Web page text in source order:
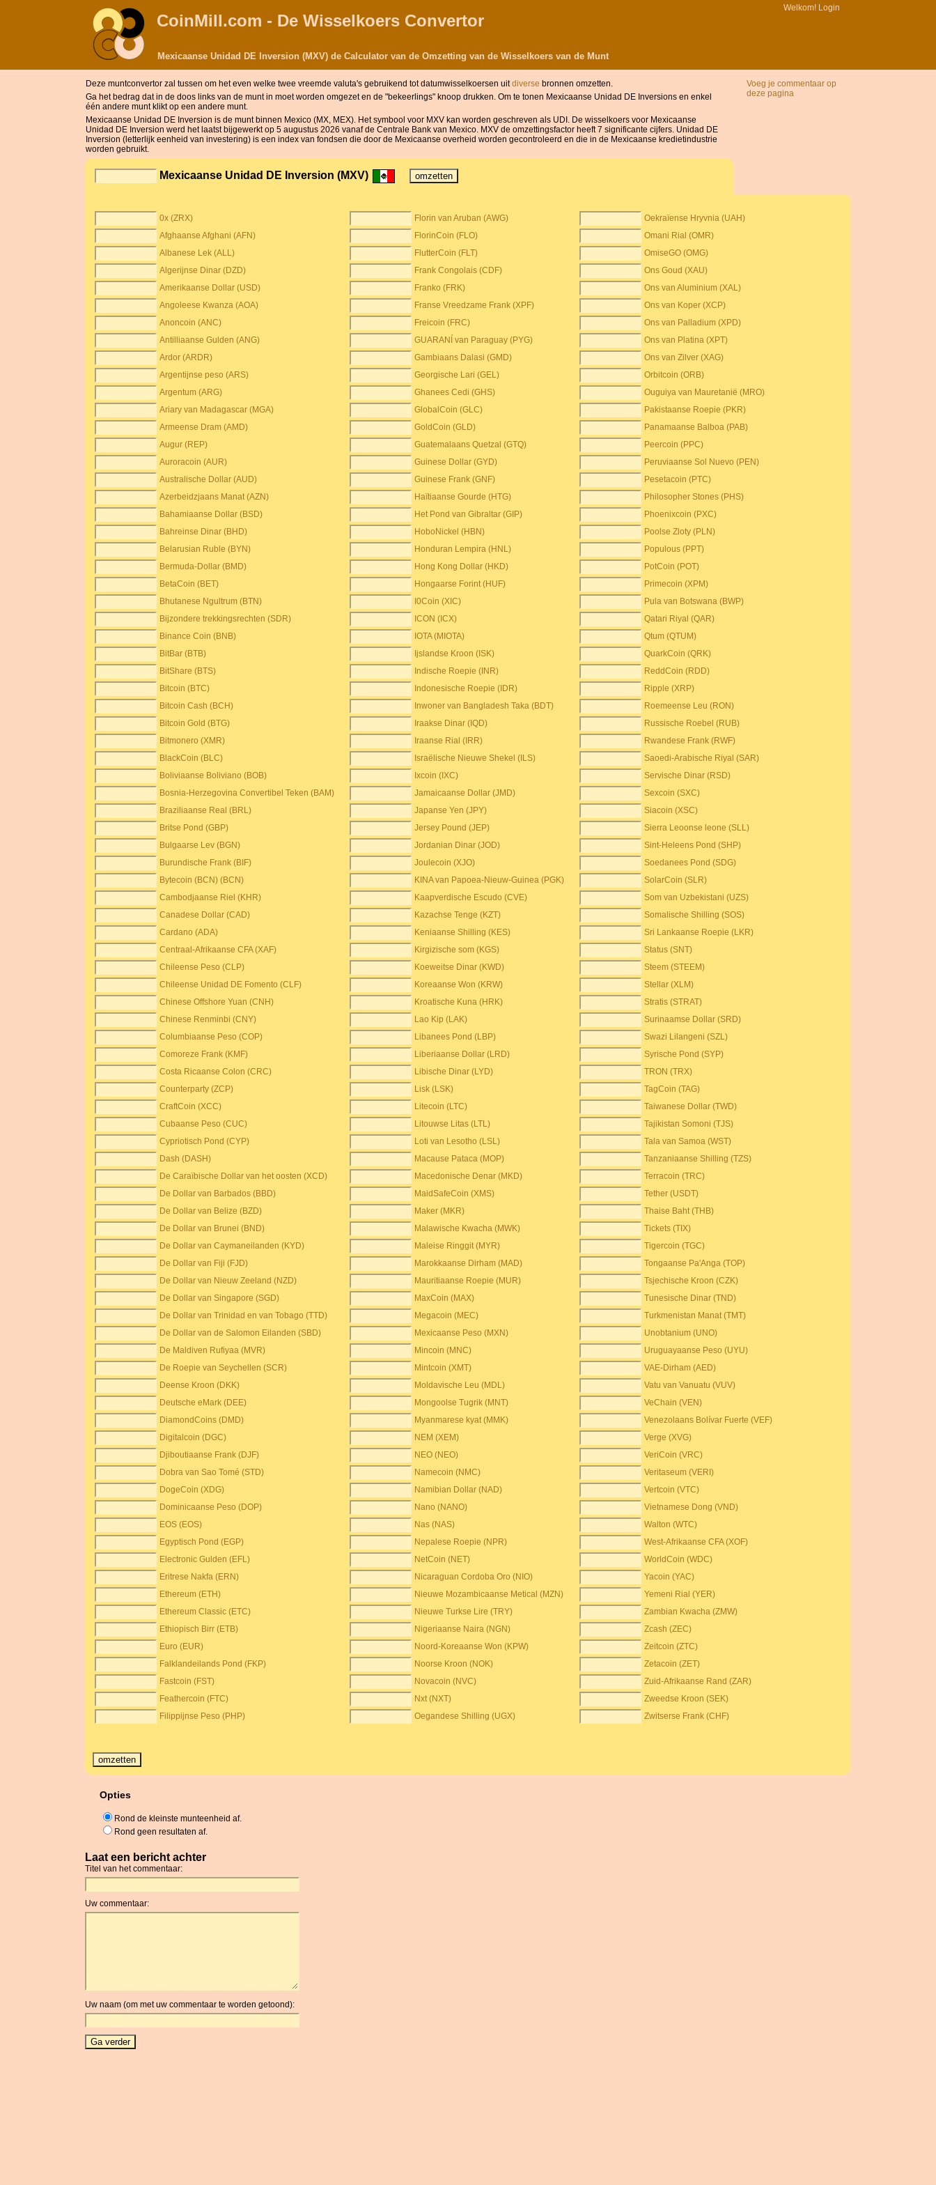
CoinMill.com - De Wisselkoers Convertor
Welkom! Login
Mexicaanse Unidad DE Inversion (MXV) de Calculator van de Omzetting van de Wisselkoers van de Munt
Deze muntconvertor zal tussen om het even welke twee vreemde valuta's gebruikend tot datumwisselkoersen uitdiverse bronnen omzetten.
Ga het bedrag dat in de doos links van de munt in moet worden omgezet en de "bekeerlings" knoop drukken. Om te tonen Mexicaanse Unidad DE Inversions en enkel
één andere munt klikt op een andere munt.
Mexicaanse Unidad DE Inversion is de munt binnen Mexico (MX, MEX). Het symbool voor MXV kan worden geschreven als UDI. De wisselkoers voor Mexicaanse
Unidad DE Inversion werd het laatst bijgewerkt op 5 augustus 2026 vanaf de Centrale Bank van Mexico. MXV de omzettingsfactor heeft 7 significante cijfers. Unidad DE
Inversion (letterlijk eenheid van investering) is een index van fondsen die door de Mexicaanse overheid worden gecontroleerd en die in de Mexicaanse kredietindustrie
worden gebruikt.
Voeg je commentaar op
deze pagina
Mexicaanse Unidad DE Inversion (MXV)
0x (ZRX) Florin van Aruban (AWG)
Oekraïense Hryvnia (UAH)
Afghaanse Afghani (AFN)
FlorinCoin (FLO)
Omani Rial (OMR)
Albanese Lek (ALL)
FlutterCoin (FLT)
OmiseGO (OMG)
Algerijnse Dinar (DZD)
Frank Congolais (CDF)
Ons Goud (XAU)
Amerikaanse Dollar (USD)
Franko (FRK)
Ons van Aluminium (XAL)
Angoleese Kwanza (AOA)
Franse Vreedzame Frank (XPF)
Ons van Koper (XCP)
Anoncoin (ANC)
Freicoin (FRC)
Ons van Palladium (XPD)
Antilliaanse Gulden (ANG)
GUARANÍ van Paraguay (PYG)
Ons van Platina (XPT)
Ardor (ARDR)
Gambiaans Dalasi (GMD)
Ons van Zilver (XAG)
Argentijnse peso (ARS)
Georgische Lari (GEL)
Orbitcoin (ORB)
Argentum (ARG)
Ghanees Cedi (GHS)
Ouguiya van Mauretanië (MRO)
Ariary van Madagascar (MGA)
GlobalCoin (GLC)
Pakistaanse Roepie (PKR)
Armeense Dram (AMD)
GoldCoin (GLD)
Panamaanse Balboa (PAB)
Augur (REP)
Guatemalaans Quetzal (GTQ)
Peercoin (PPC)
Auroracoin (AUR)
Guinese Dollar (GYD)
Peruviaanse Sol Nuevo (PEN)
Australische Dollar (AUD)
Guinese Frank (GNF)
Pesetacoin (PTC)
Azerbeidzjaans Manat (AZN)
Haïtiaanse Gourde (HTG)
Philosopher Stones (PHS)
Bahamiaanse Dollar (BSD)
Het Pond van Gibraltar (GIP)
Phoenixcoin (PXC)
Bahreinse Dinar (BHD)
HoboNickel (HBN)
Poolse Zloty (PLN)
Belarusian Ruble (BYN)
Honduran Lempira (HNL)
Populous (PPT)
Bermuda-Dollar (BMD)
Hong Kong Dollar (HKD)
PotCoin (POT)
BetaCoin (BET)
Hongaarse Forint (HUF)
Primecoin (XPM)
Bhutanese Ngultrum (BTN)
I0Coin (XIC)
Pula van Botswana (BWP)
Bijzondere trekkingsrechten (SDR)
ICON (ICX)
Qatari Riyal (QAR)
Binance Coin (BNB)
IOTA (MIOTA)
Qtum (QTUM)
BitBar (BTB)
Ijslandse Kroon (ISK)
QuarkCoin (QRK)
BitShare (BTS)
Indische Roepie (INR)
ReddCoin (RDD)
Bitcoin (BTC)
Indonesische Roepie (IDR)
Ripple (XRP)
Bitcoin Cash (BCH)
Inwoner van Bangladesh Taka (BDT)
Roemeense Leu (RON)
Bitcoin Gold (BTG)
Iraakse Dinar (IQD)
Russische Roebel (RUB)
Bitmonero (XMR)
Iraanse Rial (IRR)
Rwandese Frank (RWF)
BlackCoin (BLC)
Israëlische Nieuwe Shekel (ILS)
Saoedi-Arabische Riyal (SAR)
Boliviaanse Boliviano (BOB)
Ixcoin (IXC)
Servische Dinar (RSD)
Bosnia-Herzegovina Convertibel Teken (BAM)
Jamaicaanse Dollar (JMD)
Sexcoin (SXC)
Braziliaanse Real (BRL)
Japanse Yen (JPY)
Siacoin (XSC)
Britse Pond (GBP)
Jersey Pound (JEP)
Sierra Leoonse leone (SLL)
Bulgaarse Lev (BGN)
Jordanian Dinar (JOD)
Sint-Heleens Pond (SHP)
Burundische Frank (BIF)
Joulecoin (XJO)
Soedanees Pond (SDG)
Bytecoin (BCN) (BCN)
KINA van Papoea-Nieuw-Guinea (PGK)
SolarCoin (SLR)
Cambodjaanse Riel (KHR)
Kaapverdische Escudo (CVE)
Som van Uzbekistani (UZS)
Canadese Dollar (CAD)
Kazachse Tenge (KZT)
Somalische Shilling (SOS)
Cardano (ADA)
Keniaanse Shilling (KES)
Sri Lankaanse Roepie (LKR)
Centraal-Afrikaanse CFA (XAF)
Kirgizische som (KGS)
Status (SNT)
Chileense Peso (CLP)
Koeweitse Dinar (KWD)
Steem (STEEM)
Chileense Unidad DE Fomento (CLF)
Koreaanse Won (KRW)
Stellar (XLM)
Chinese Offshore Yuan (CNH)
Kroatische Kuna (HRK)
Stratis (STRAT)
Chinese Renminbi (CNY)
Lao Kip (LAK)
Surinaamse Dollar (SRD)
Columbiaanse Peso (COP)
Libanees Pond (LBP)
Swazi Lilangeni (SZL)
Comoreze Frank (KMF)
Liberiaanse Dollar (LRD)
Syrische Pond (SYP)
Costa Ricaanse Colon (CRC)
Libische Dinar (LYD)
TRON (TRX)
Counterparty (ZCP)
Lisk (LSK)
TagCoin (TAG)
CraftCoin (XCC)
Litecoin (LTC)
Taiwanese Dollar (TWD)
Cubaanse Peso (CUC)
Litouwse Litas (LTL)
Tajikistan Somoni (TJS)
Cypriotisch Pond (CYP)
Loti van Lesotho (LSL)
Tala van Samoa (WST)
Dash (DASH)
Macause Pataca (MOP)
Tanzaniaanse Shilling (TZS)
De Caraïbische Dollar van het oosten (XCD)
Macedonische Denar (MKD)
Terracoin (TRC)
De Dollar van Barbados (BBD)
MaidSafeCoin (XMS)
Tether (USDT)
De Dollar van Belize (BZD)
Maker (MKR)
Thaise Baht (THB)
De Dollar van Brunei (BND)
Malawische Kwacha (MWK)
Tickets (TIX)
De Dollar van Caymaneilanden (KYD)
Maleise Ringgit (MYR)
Tigercoin (TGC)
De Dollar van Fiji (FJD)
Marokkaanse Dirham (MAD)
Tongaanse Pa'Anga (TOP)
De Dollar van Nieuw Zeeland (NZD)
Mauritiaanse Roepie (MUR)
Tsjechische Kroon (CZK)
De Dollar van Singapore (SGD)
MaxCoin (MAX)
Tunesische Dinar (TND)
De Dollar van Trinidad en van Tobago (TTD)
Megacoin (MEC)
Turkmenistan Manat (TMT)
De Dollar van de Salomon Eilanden (SBD)
Mexicaanse Peso (MXN)
Unobtanium (UNO)
De Maldiven Rufiyaa (MVR)
Mincoin (MNC)
Uruguayaanse Peso (UYU)
De Roepie van Seychellen (SCR)
Mintcoin (XMT)
VAE-Dirham (AED)
Deense Kroon (DKK)
Moldavische Leu (MDL)
Vatu van Vanuatu (VUV)
Deutsche eMark (DEE)
Mongoolse Tugrik (MNT)
VeChain (VEN)
DiamondCoins (DMD)
Myanmarese kyat (MMK)
Venezolaans Bolívar Fuerte (VEF)
Digitalcoin (DGC)
NEM (XEM)
Verge (XVG)
Djiboutiaanse Frank (DJF)
NEO (NEO)
VeriCoin (VRC)
Dobra van Sao Tomé (STD)
Namecoin (NMC)
Veritaseum (VERI)
DogeCoin (XDG)
Namibian Dollar (NAD)
Vertcoin (VTC)
Dominicaanse Peso (DOP)
Nano (NANO)
Vietnamese Dong (VND)
EOS (EOS)
Nas (NAS)
Walton (WTC)
Egyptisch Pond (EGP)
Nepalese Roepie (NPR)
West-Afrikaanse CFA (XOF)
Electronic Gulden (EFL)
NetCoin (NET)
WorldCoin (WDC)
Eritrese Nakfa (ERN)
Nicaraguan Cordoba Oro (NIO)
Yacoin (YAC)
Ethereum (ETH)
Nieuwe Mozambicaanse Metical (MZN)
Yemeni Rial (YER)
Ethereum Classic (ETC)
Nieuwe Turkse Lire (TRY)
Zambian Kwacha (ZMW)
Ethiopisch Birr (ETB)
Nigeriaanse Naira (NGN)
Zcash (ZEC)
Euro (EUR)
Noord-Koreaanse Won (KPW)
Zeitcoin (ZTC)
Falklandeilands Pond (FKP)
Noorse Kroon (NOK)
Zetacoin (ZET)
Fastcoin (FST)
Novacoin (NVC)
Zuid-Afrikaanse Rand (ZAR)
Feathercoin (FTC)
Nxt (NXT)
Zweedse Kroon (SEK)
Filippijnse Peso (PHP)
Oegandese Shilling (UGX) Zwitserse Frank (CHF)
Opties
Rond de kleinste munteenheid af.
Rond geen resultaten af.
Laat een bericht achter
Titel van het commentaar:
Uw commentaar:
Uw naam (om met uw commentaar te worden getoond):